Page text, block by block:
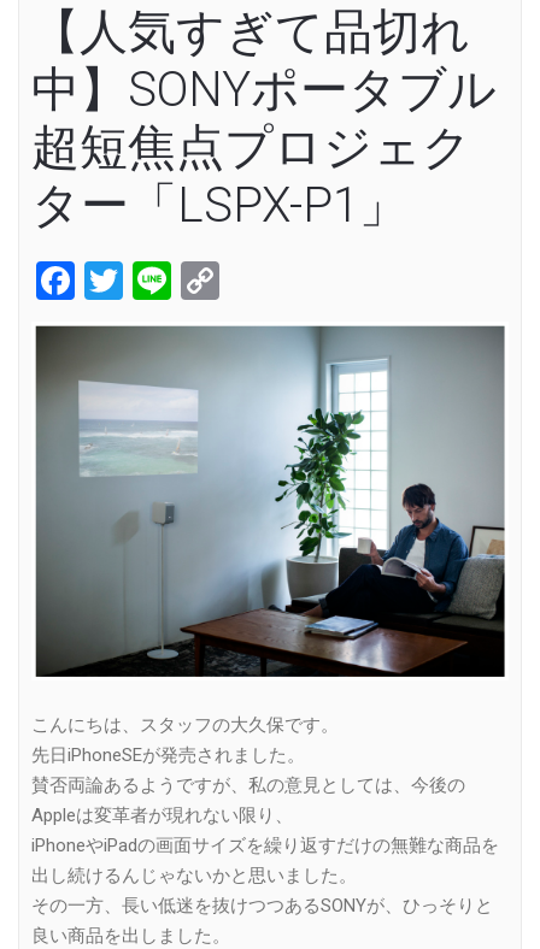
【人気すぎて品切れ
中】SONYポータブル
超短焦点プロジェク
ター「LSPX-P1」
Facebook
Twitter
Line
Link
こんにちは、スタッフの大久保です。
先日iPhoneSEが発売されました。
賛否両論あるようですが、私の意見としては、今後の
Appleは変革者が現れない限り、
iPhoneやiPadの画面サイズを繰り返すだけの無難な商品を
出し続けるんじゃないかと思いました。
その一方、長い低迷を抜けつつあるSONYが、ひっそりと
良い商品を出しました。